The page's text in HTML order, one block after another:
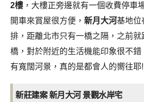
2樓 ，大樓正旁邊就有一個收費停車
開車來賞屋很方便， 新月大河基地位
排，距離北市只有一橋之隔，之前就
橋，對於附近的生活機能印象很不
有寬闊河景，真的是都會人的嚮往耶!
新莊建案 新月大河 景觀水岸宅